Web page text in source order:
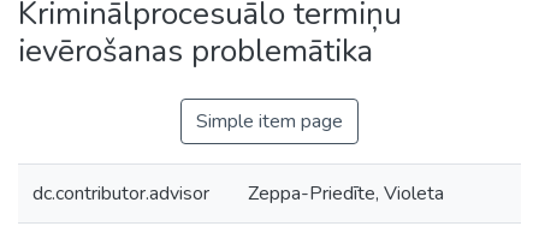
Kriminālprocesuālo termiņu
ievērošanas problemātika
Simple item page
dc.contributor.advisor Zeppa-Priedīte, Violeta